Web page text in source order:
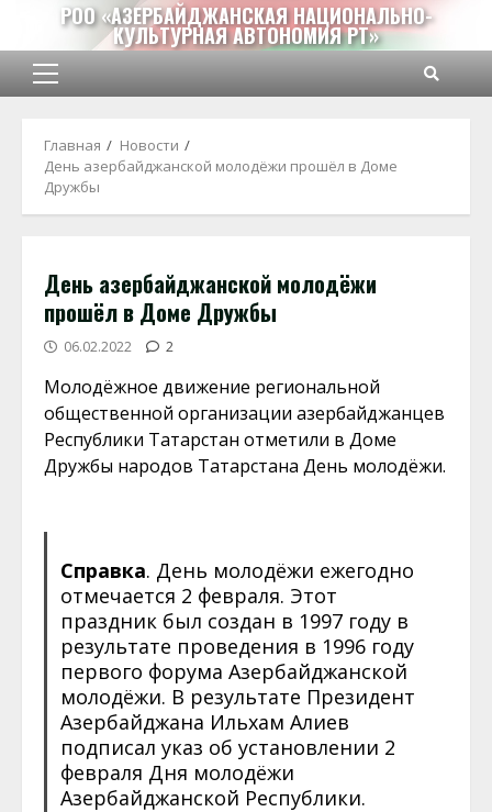
Перейти
содержимому
РОО «АЗЕРБАЙДЖАНСКАЯ НАЦИОНАЛЬНО-
КУЛЬТУРНАЯ АВТОНОМИЯ РТ»
Основное
Главная
Новости
День азербайджанской молодёжи прошёл в Доме
Дружбы
День азербайджанской молодёжи
прошёл в Доме Дружбы
06.02.2022 2
Молодёжное движение региональной
общественной организации азербайджанцев
Республики Татарстан отметили в Доме
Дружбы народов Татарстана День молодёжи.
Справка. День молодёжи ежегодно
отмечается 2 февраля. Этот
праздник был создан в 1997 году в
результате проведения в 1996 году
первого форума Азербайджанской
молодёжи. В результате Президент
Азербайджана Ильхам Алиев
подписал указ об установлении 2
февраля Дня молодёжи
Азербайджанской Республики.